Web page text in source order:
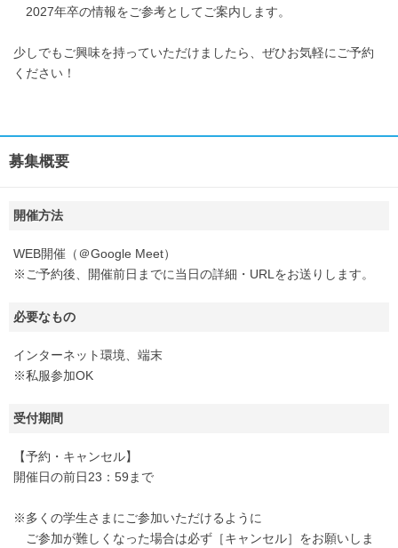
2027年卒の情報をご参考としてご案内します。
少しでもご興味を持っていただけましたら、ぜひお気軽にご予約
ください！
募集概要
開催方法
WEB開催（＠Google Meet）
※ご予約後、開催前日までに当日の詳細・URLをお送りします。
必要なもの
インターネット環境、端末
※私服参加OK
受付期間
【予約・キャンセル】
開催日の前日23：59まで
※多くの学生さまにご参加いただけるように
ご参加が難しくなった場合は必ず［キャンセル］をお願いしま